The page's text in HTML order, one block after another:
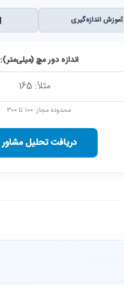
آموزش اندازه‌گیری
اندازه دور مچ (میلی‌متر):
محدوده مجاز: ۱۰۰ تا ۳۰۰
دریافت تحلیل مشاور